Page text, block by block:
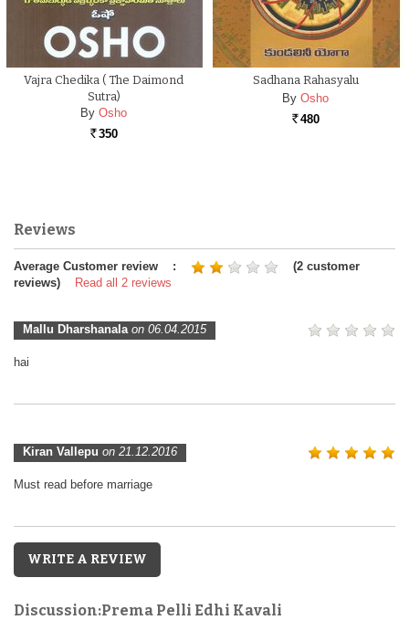
Vajra Chedika ( The Daimond
Sutra)
By Osho
Rs. 350
Sadhana Rahasyalu
By Osho
Rs. 480
Reviews
Average Customer review :
(2 customer
reviews)
Read all 2 reviews
Mallu Dharshanala on 06.04.2015
hai
Kiran Vallepu on 21.12.2016
Must read before marriage
WRITE A REVIEW
Discussion:Prema Pelli Edhi Kavali